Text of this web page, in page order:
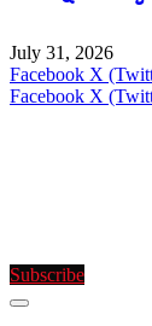
July 31, 2026
Facebook X
Facebook X
Subscribe